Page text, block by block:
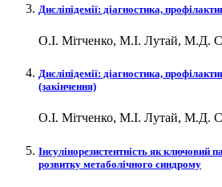
Дисліпідемії: діагностика,
О.І. Мітченко, М.І. Лутай, М.Д.
Дисліпідемії: діагностика,
(закінчення)
О.І. Мітченко, М.І. Лутай, М.Д.
Інсулінорезистентність як ключовий
розвитку метаболічного синдрому